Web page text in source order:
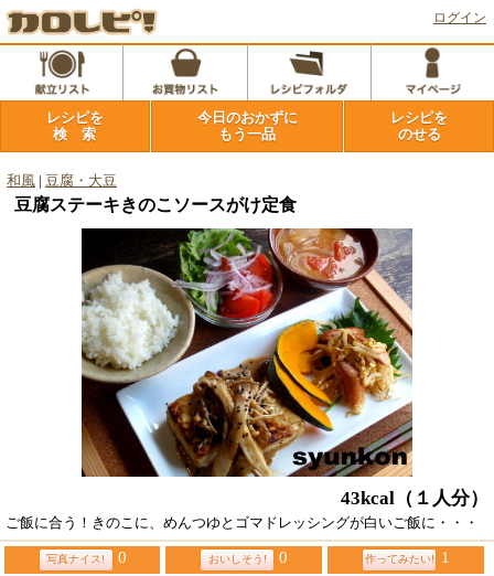
ログイン
レシピを
検 索
今日のおかずに
もう一品
レシピを
のせる
和風 豆腐・大豆
豆腐ステーキきのこソースがけ定食
43kcal （１人分）
ご飯に合う！きのこに、めんつゆとゴマドレッシングが白いご飯に・・・
写真ナイス! 0 おいしそう! 0 作ってみたい! 1